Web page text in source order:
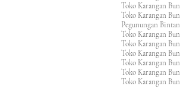
Toko Karangan
Toko Karangan
Pegunungan
Toko Karangan
Toko Karangan
Toko Karangan
Toko Karangan
Toko Karangan
Toko Karangan